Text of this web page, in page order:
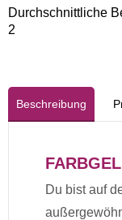
Durchschnittliche
2
Beschreibung
Du bist auf